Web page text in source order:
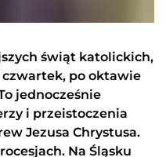
świąt katolickich,
po oktawie
jednocześnie
i przeistoczenia
Jezusa Chrystusa.
Na Śląsku